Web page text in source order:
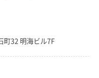
町32 明海ビル7F